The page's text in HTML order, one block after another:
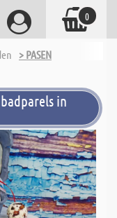
> PASEN
in
0